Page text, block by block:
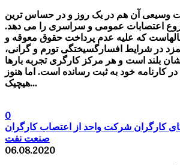
وسیعی آن هم در یک روز و در حساس ترین
اعتصابات عمومی و سراسری را می دهد.
که علیه عدم پرداخت حقوق معوقه و
در شرایط افسارگسیختگی تورم و گرانی،
بلند است و هر مرکز کارگری تجربه بارها
کارنامه خود به ثبت رسانده است. اما هنوز
هیچیک...
0
کارگران شرکت واحد از اعتصاب کارگران
صنعت نفت
06.08.2020